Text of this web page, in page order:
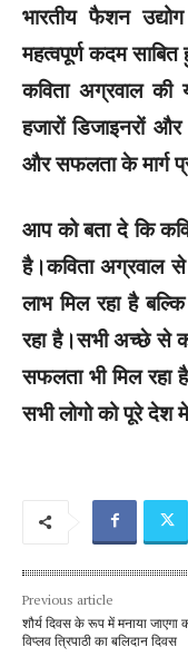
भारतीय फैशन
महत्वपूर्ण कदम
कविता अग्रवाल
हजारों डिजाइनरों
और सफलता के मार्ग
आप को बता दे कि
है।कविता अग्रवाल से
लाभ मिल रहा है
रहा है।सभी अच्छे से
सफलता भी मिल रहा
सभी लोगो को पूरे देश
Previous article
शौर्य दिवस के रूप में मनाया जाएगा
विप्लव त्रिपाठी का बलिदान दिवस